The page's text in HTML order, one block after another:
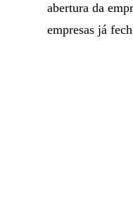
abertura da
empresas já